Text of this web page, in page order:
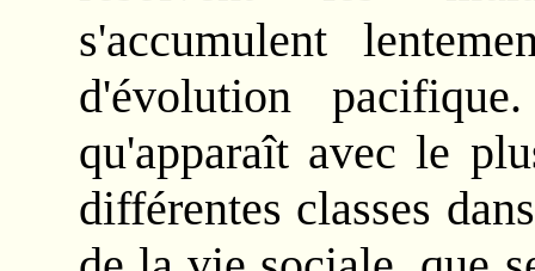
s'accumulent
d'évolution
qu'apparaît avec le
différentes classes